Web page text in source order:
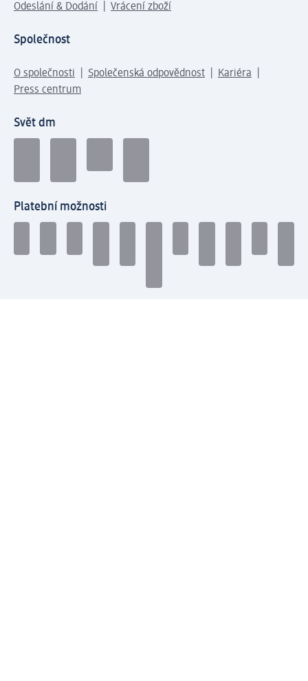
Odeslání & Dodání
Vrácení zboží
Společnost
O společnosti Společenská odpovědnost
Kariéra
Press centrum
Svět dm
Platební možnosti